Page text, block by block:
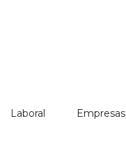
Laboral Empresas